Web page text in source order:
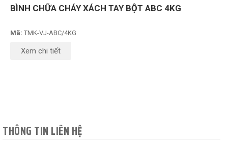
BÌNH CHỮA CHÁY XÁCH TAY BỘT ABC 4KG
Mã: TMK-VJ-ABC/4KG
Xem chi tiết
THÔNG TIN LIÊN HỆ